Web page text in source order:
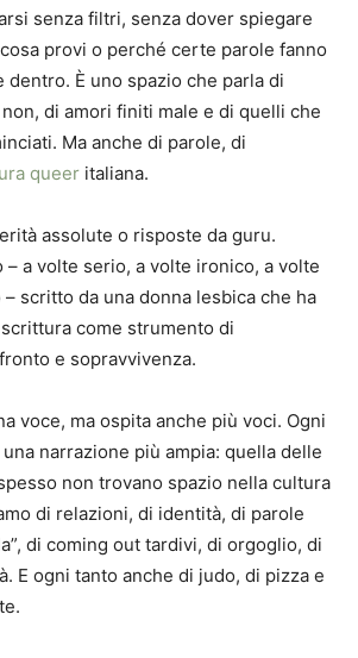
senza filtri, senza dover spiegare
provi o perché certe parole fanno
dentro. È uno spazio che parla di
di amori finiti male e di quelli che
Ma anche di parole, di
queer italiana.
assolute o risposte da guru.
– a volte serio, a volte ironico, a volte
scritto da una donna lesbica che ha
come strumento di
e sopravvivenza.
voce, ma ospita anche più voci. Ogni
narrazione più ampia: quella delle
non trovano spazio nella cultura
di relazioni, di identità, di parole
di coming out tardivi, di orgoglio, di
E ogni tanto anche di judo, di pizza e